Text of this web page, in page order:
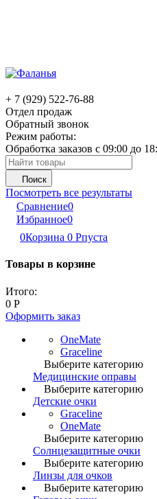
+ 7 (929) 522-76-88
Отдел продаж
Обратный звонок
Режим работы:
Обработка заказов с 09:00 до
Поиск
Посмотреть все результаты
Сравнение0
Избранное0
0Корзина 0 Рпуста
Товары в корзине
Итого:
0 Р
Оформить заказ
OneMate
Graceline
Выберите категорию
Медицинские оправы
Выберите категорию
Детские очки
Graceline
OneMate
Выберите категорию
Солнцезащитные очки
Выберите категорию
Линзы для очков
Выберите категорию